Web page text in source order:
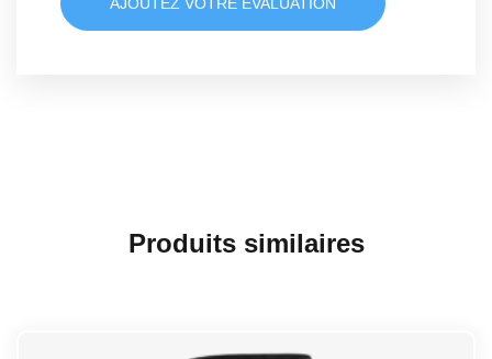
Produits similaires